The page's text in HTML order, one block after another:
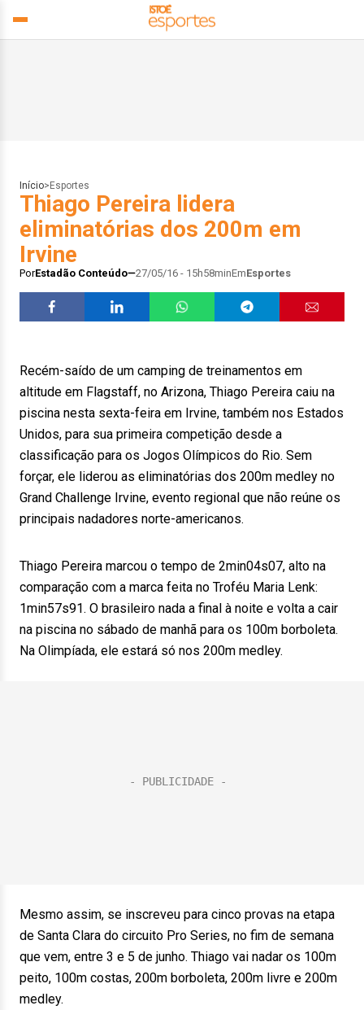
Início> Esportes
Thiago Pereira lidera
eliminatórias dos 200m em
Irvine
PorEstadão Conteúdo 27/05/16 - 15h58minEmEsportes
Recém-saído de um camping de treinamentos em
altitude em Flagstaff, no Arizona, Thiago Pereira caiu na
piscina nesta sexta-feira em Irvine, também nos Estados
Unidos, para sua primeira competição desde a
classificação para os Jogos Olímpicos do Rio. Sem
forçar, ele liderou as eliminatórias dos 200m medley no
Grand Challenge Irvine, evento regional que não reúne os
principais nadadores norte-americanos.
Thiago Pereira marcou o tempo de 2min04s07, alto na
comparação com a marca feita no Troféu Maria Lenk:
1min57s91. O brasileiro nada a final à noite e volta a cair
na piscina no sábado de manhã para os 100m borboleta.
Na Olimpíada, ele estará só nos 200m medley.
Mesmo assim, se inscreveu para cinco provas na etapa
de Santa Clara do circuito Pro Series, no fim de semana
que vem, entre 3 e 5 de junho. Thiago vai nadar os 100m
peito, 100m costas, 200m borboleta, 200m livre e 200m
medley.